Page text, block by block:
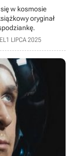
w kosmosie
oryginał
1 LIPCA 2025